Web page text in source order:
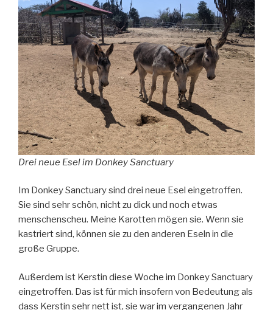
Drei neue Esel im Donkey Sanctuary
Im Donkey Sanctuary sind drei neue Esel eingetroffen.
Sie sind sehr schön, nicht zu dick und noch etwas
menschenscheu. Meine Karotten mögen sie. Wenn sie
kastriert sind, können sie zu den anderen Eseln in die
große Gruppe.
Außerdem ist Kerstin diese Woche im Donkey Sanctuary
eingetroffen. Das ist für mich insofern von Bedeutung als
dass Kerstin sehr nett ist, sie war im vergangenen Jahr